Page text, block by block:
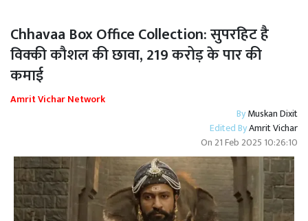
Chhavaa Box Office Collection: सुपरहिट है
विक्की कौशल की छावा, 219 करोड़ के पार की
कमाई
Amrit Vichar Network
ByMuskan Dixit
Edited ByAmrit Vichar
On 21 Feb 2025 10:26:10